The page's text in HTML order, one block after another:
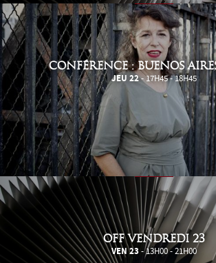
CONFÉRENCE : BUENOS
JEU 22- 17H45 - 18H45
OFF VENDREDI 23
VEN 23- 13H00 - 21H00